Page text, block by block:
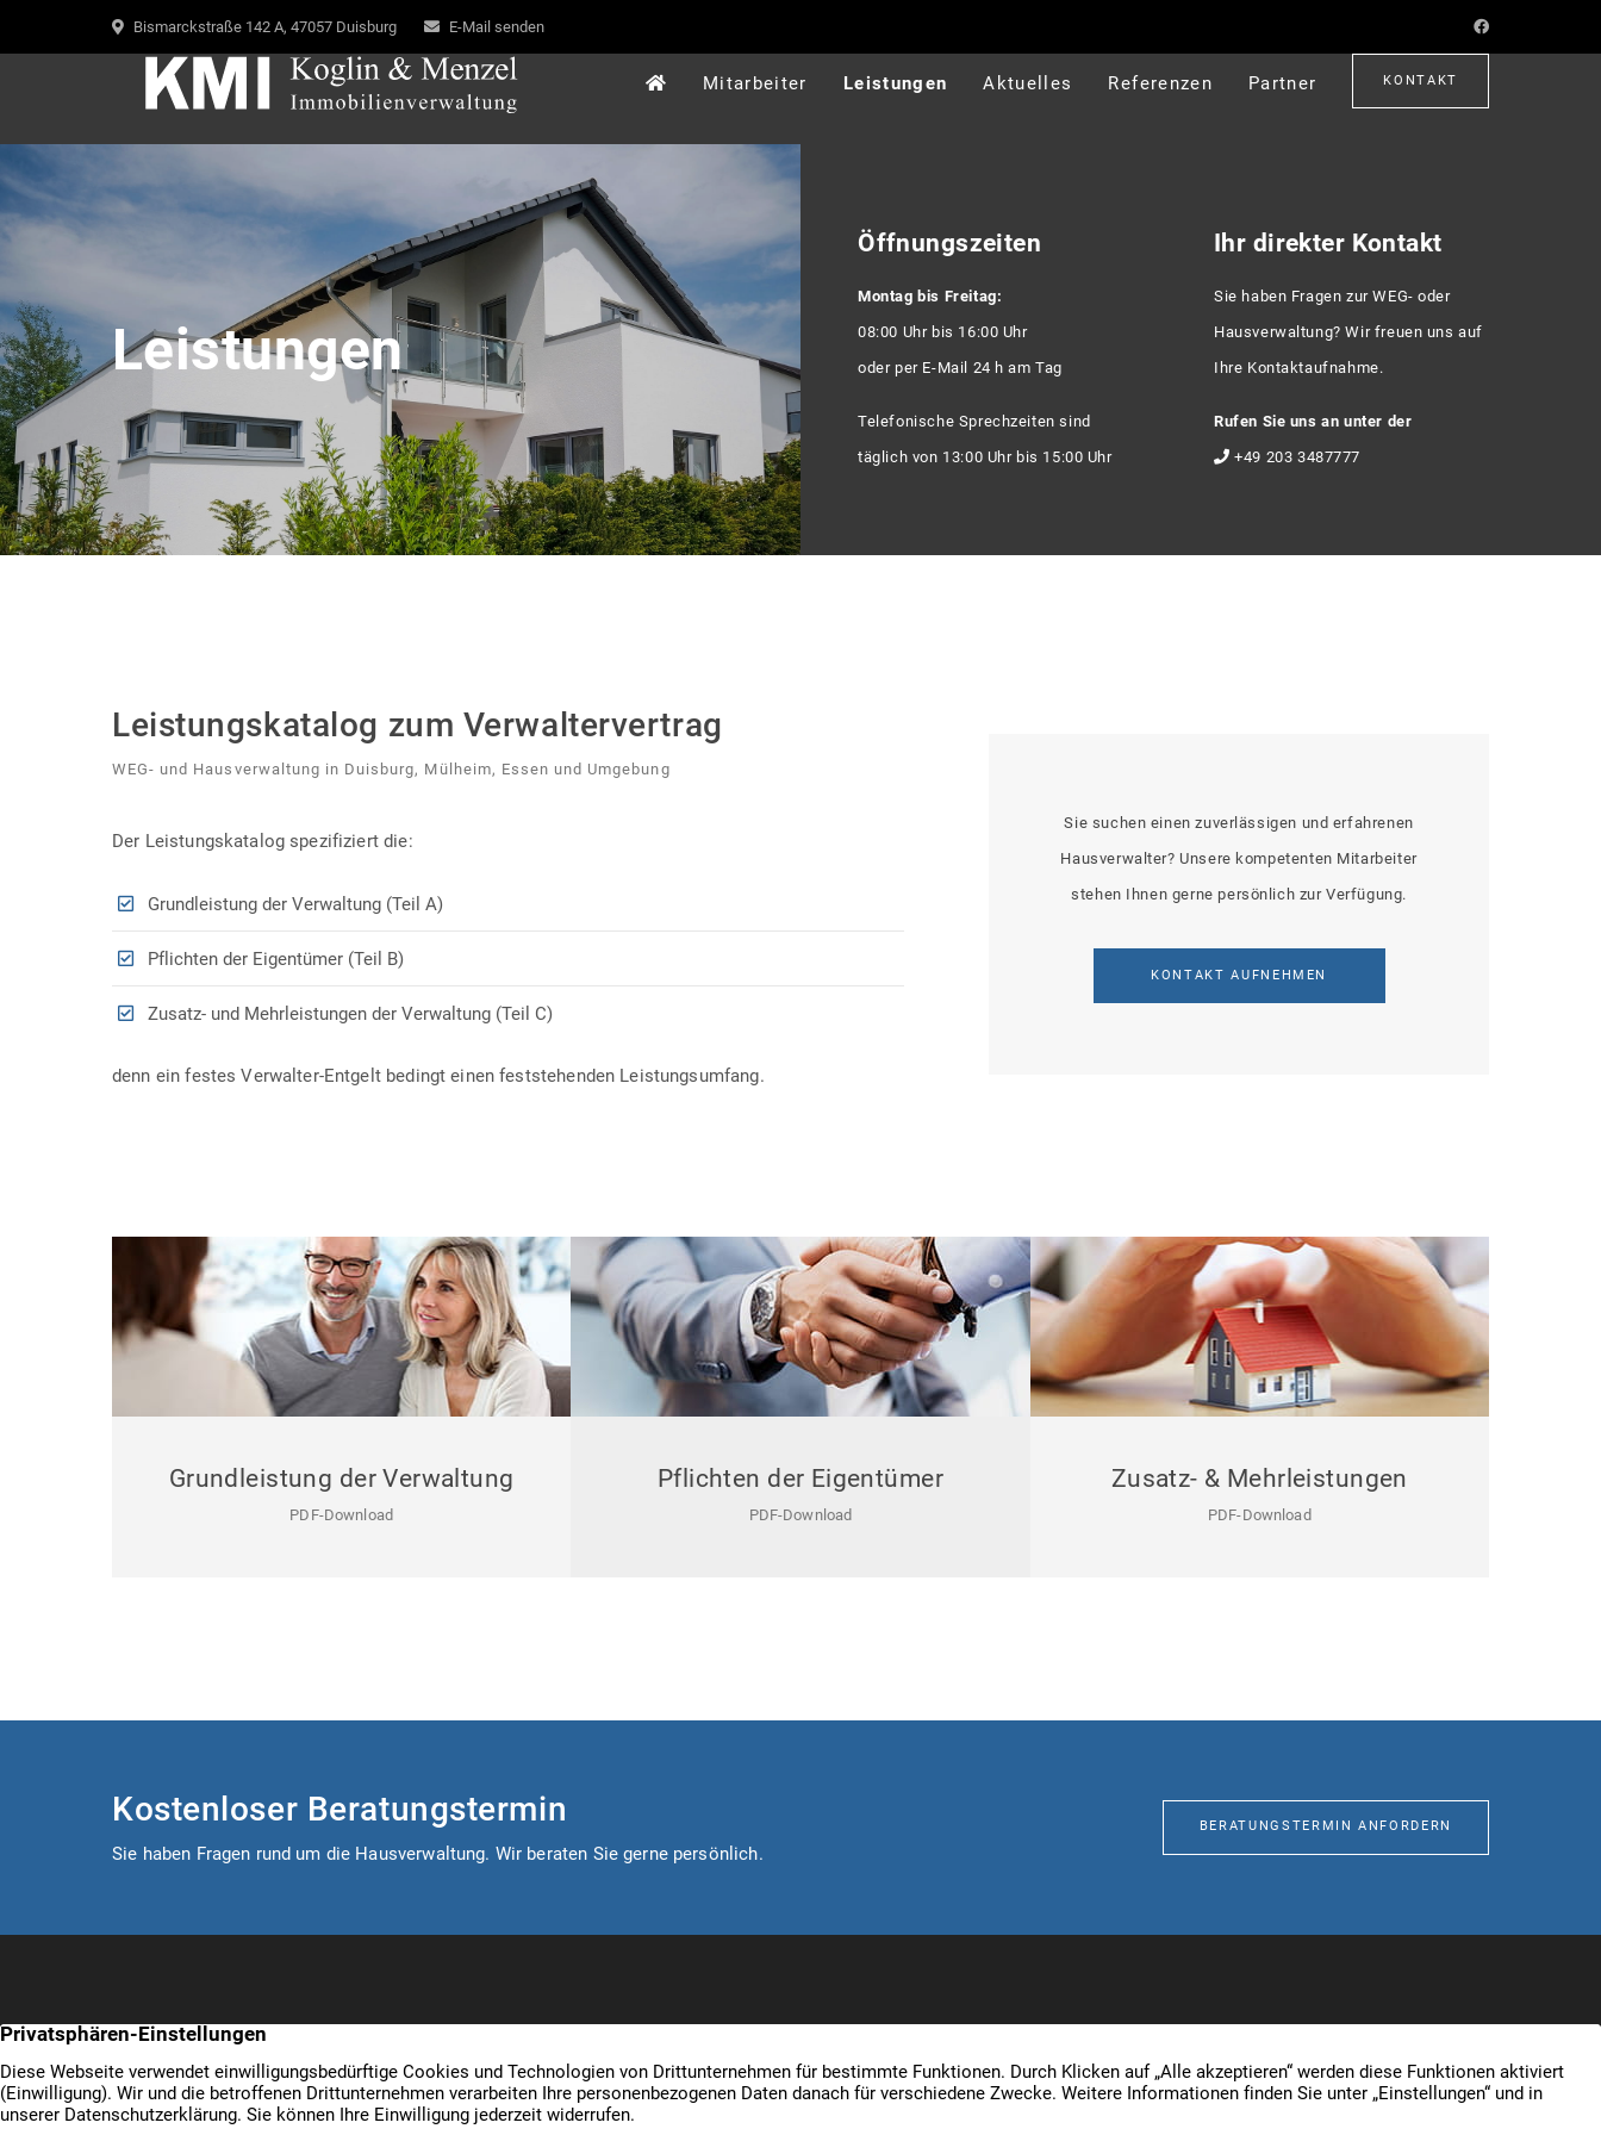
Bismarckstraße 142 A, 47057 Duisburg E-Mail senden
Mitarbeiter Leistungen Aktuelles Referenzen Partner KONTAKT
Leistungen
Öffnungszeiten
Montag bis Freitag:
08:00 Uhr bis 16:00 Uhr
oder per E-Mail 24 h am Tag
Telefonische Sprechzeiten sind
täglich von 13:00 Uhr bis 15:00 Uhr
Ihr direkter Kontakt
Sie haben Fragen zur WEG- oder
Hausverwaltung? Wir freuen uns auf
Ihre Kontaktaufnahme.
Rufen Sie uns an unter der
+49 203 3487777
Leistungskatalog zum Verwaltervertrag
WEG- und Hausverwaltung in Duisburg, Mülheim, Essen und Umgebung
Der Leistungskatalog spezifiziert die:
Grundleistung der Verwaltung (Teil A)
Pflichten der Eigentümer (Teil B)
Zusatz- und Mehrleistungen der Verwaltung (Teil C)
denn ein festes Verwalter-Entgelt bedingt einen feststehenden Leistungsumfang.
Sie suchen einen zuverlässigen und erfahrenen
Hausverwalter? Unsere kompetenten Mitarbeiter
stehen Ihnen gerne persönlich zur Verfügung.
KONTAKT AUFNEHMEN
Grundleistung der Verwaltung
PDF-Download
Pflichten der Eigentümer
PDF-Download
Zusatz- & Mehrleistungen
PDF-Download
Kostenloser Beratungstermin
Sie haben Fragen rund um die Hausverwaltung. Wir beraten Sie gerne persönlich.
BERATUNGSTERMIN ANFORDERN
WEG- und Hausverwalter in Duisburg
+49 203 3487777
Kontakt